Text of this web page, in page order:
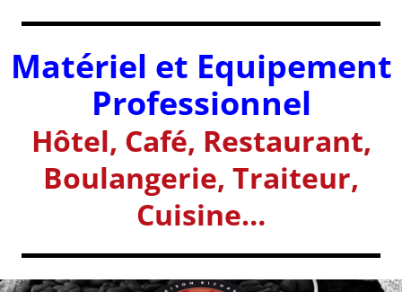
Matériel et Equipement
Professionnel
Hôtel, Café, Restaurant,
Boulangerie, Traiteur,
Cuisine…